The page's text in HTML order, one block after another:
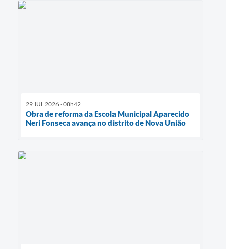
29 JUL 2026 - 08h42
Obra de reforma da Escola Municipal Aparecido
Neri Fonseca avança no distrito de Nova União